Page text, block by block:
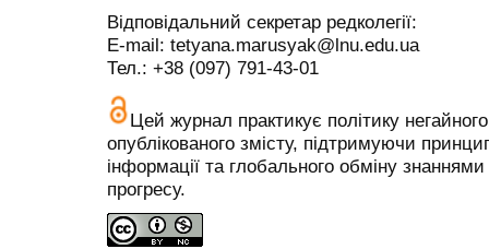
Відповідальний секретар редколегії:
E-mail: tetyana.marusyak@lnu.edu.ua
Тел.: +38 (097) 791-43-01
Цей журнал практикує політику
опублікованого змісту, підтримуючи
інформації та глобального обміну
прогресу.